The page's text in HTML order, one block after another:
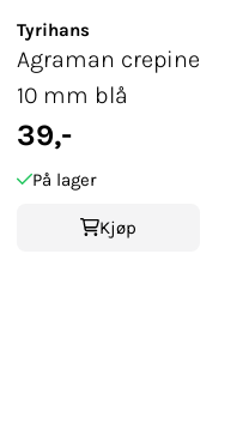
Tyrihans
Agraman crepine
10 mm blå
39,-
På lager
Kjøp